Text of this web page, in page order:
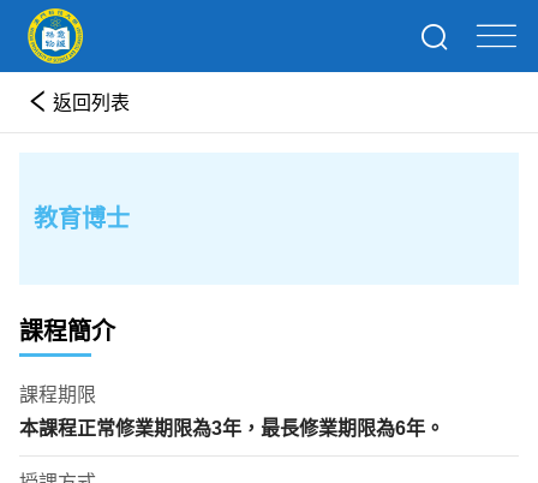
返回列表
教育博士
課程簡介
課程期限
本課程正常修業期限為3年 ，最長修業期限為6年。